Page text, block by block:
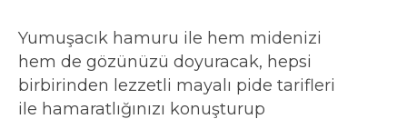
Yumuşacık hamuru ile hem midenizi
hem de gözünüzü doyuracak, hepsi
birbirinden lezzetli mayalı pide tarifleri
ile hamaratlığınızı konuşturup